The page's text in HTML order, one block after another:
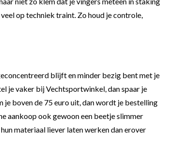
op techniek traint. Zo houd je controle,
blijft en minder bezig bent met je
je vaker bij Vechtsportwinkel, dan spaar je
je boven de 75 euro uit, dan wordt je bestelling
aankoop ook gewoon een beetje slimmer
materiaal liever laten werken dan erover